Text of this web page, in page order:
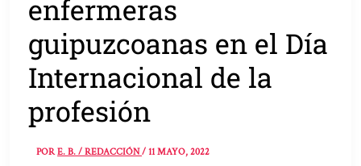
enfermeras
guipuzcoanas en el Día
Internacional de la
profesión
PORE. B. / REDACCIÓN/11 MAYO, 2022